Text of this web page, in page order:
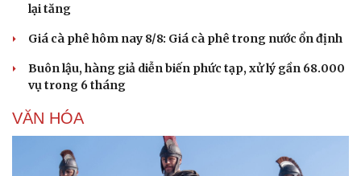
lại tăng
Giá cà phê hôm nay 8/8: Giá cà phê trong nước ổn định
Buôn lậu, hàng giả diễn biến phức tạp, xử lý gần 68.000
vụ trong 6 tháng
VĂN HÓA